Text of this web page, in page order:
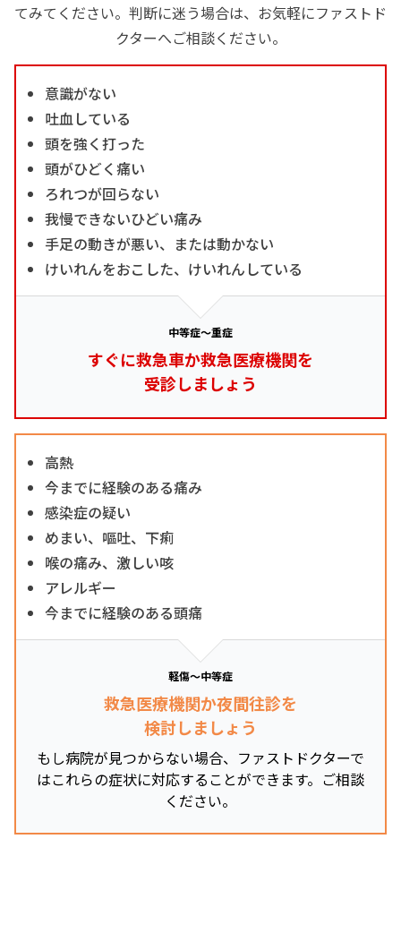
てみてください。判断に迷う場合は、お気軽にファストド
クターへご相談ください。
意識がない
吐血している
頭を強く打った
頭がひどく痛い
ろれつが回らない
我慢できないひどい痛み
手足の動きが悪い、または動かない
けいれんをおこした、けいれんしている
中等症～重症
すぐに救急車か救急医療機関を
受診しましょう
高熱
今までに経験のある痛み
感染症の疑い
めまい、嘔吐、下痢
喉の痛み、激しい咳
アレルギー
今までに経験のある頭痛
軽傷～中等症
救急医療機関か夜間往診を
検討しましょう
もし病院が見つからない場合、ファストドクターで
はこれらの症状に対応することができます。ご相談
ください。